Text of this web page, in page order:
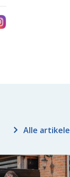
Alle